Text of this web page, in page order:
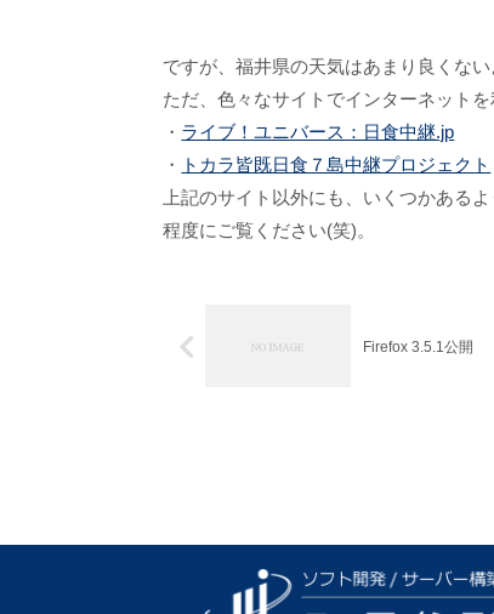
ですが、福井県の天気はあまり良くない
ただ、色々なサイトでインターネット
・ ライブ！ユニバース：日食中継.jp
・
トカラ皆既日食７島中継プロジェクト
上記のサイト以外にも、いくつかある
程度にご覧ください(笑)。
Firefox 3.5.1公開